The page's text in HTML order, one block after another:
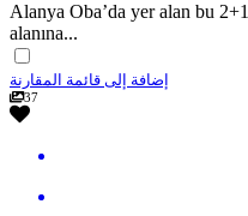
Alanya Oba’da yer alan bu
alanına...
إضافة إلى قائمة المقارنة
37